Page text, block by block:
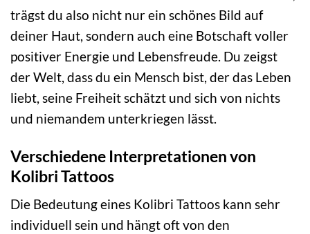
trägst du also nicht nur ein schönes Bild auf
deiner Haut, sondern auch eine Botschaft voller
positiver Energie und Lebensfreude. Du zeigst
der Welt, dass du ein Mensch bist, der das Leben
liebt, seine Freiheit schätzt und sich von nichts
und niemandem unterkriegen lässt.
Verschiedene Interpretationen von
Kolibri Tattoos
Die Bedeutung eines Kolibri Tattoos kann sehr
individuell sein und hängt oft von den